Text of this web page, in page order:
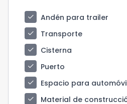
check
Andén para trailer
check
Transporte
check
Cisterna
check
Puerto
check
Espacio para
check
Material de